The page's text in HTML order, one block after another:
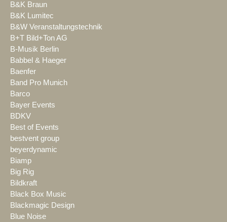
B&K Braun
B&K Lumitec
B&W Veranstaltungstechnik
B+T Bild+Ton AG
B-Musik Berlin
Babbel & Haeger
Baenfer
Band Pro Munich
Barco
Bayer Events
BDKV
Best of Events
bestvent group
beyerdynamic
Biamp
Big Rig
Bildkraft
Black Box Music
Blackmagic Design
Blue Noise